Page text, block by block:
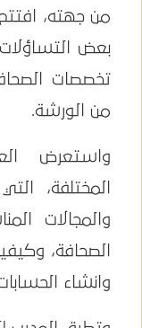
من جهته،
بعض
تخصصات
من الورشة.
واستعرض
المختلفة،
والمجالات
الصحافة،
وانشاء